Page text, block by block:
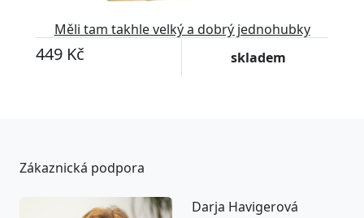
Měli tam takhle velký a dobrý jednohubky
449 Kč skladem
Zákaznická podpora
Darja Havigerová